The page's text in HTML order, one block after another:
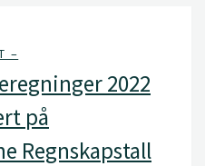
–
2022
på
Regnskapstall